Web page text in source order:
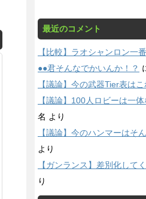
最近のコメント
【比較】ラオシャンロン一
●●君そんなでかいんか！？
【議論】今の武器Tier表は
【議論】100人ロビーは一
名 より
【議論】今のハンマーはそ
より
【ガンランス】差別化して
り